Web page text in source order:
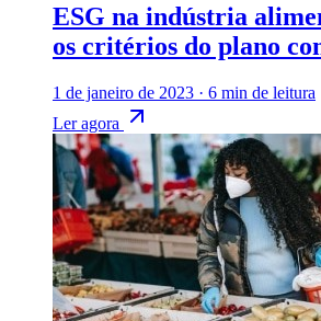
ESG na indústria
os critérios do plano
1 de janeiro de 2023 · 6 min de leitura
Ler agora